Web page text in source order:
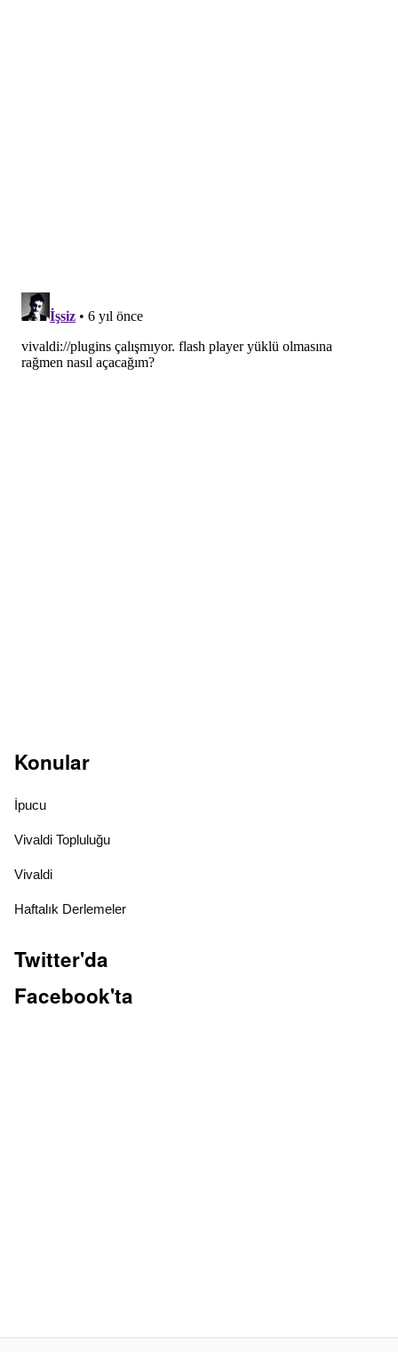
Konular
İpucu
Vivaldi Topluluğu
Vivaldi
Haftalık Derlemeler
Twitter'da
Facebook'ta